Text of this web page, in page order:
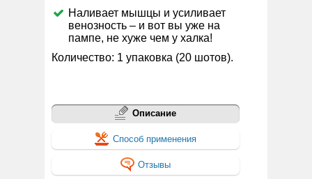
Наливает мышцы и усиливает
венозность – и вот вы уже на
пампе, не хуже чем у халка!
Количество: 1 упаковка (20 шотов).
Описание
Способ применения
Отзывы